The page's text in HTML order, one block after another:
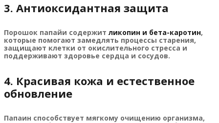
3. Антиоксидантная защита
Порошок папайи содержит ликопин и бета-каротин,
которые помогают замедлять процессы старения,
защищают клетки от окислительного стресса и
поддерживают здоровье сердца и сосудов.
4. Красивая кожа и естественное
обновление
Папаин способствует мягкому очищению организма,